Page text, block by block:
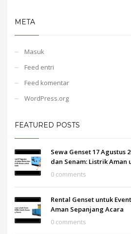
META
Masuk
Feed entri
Feed komentar
WordPress.org
FEATURED POSTS
Sewa Genset 17 Agustus
dan Senam: Listrik Aman
0 comments
Rental Genset untuk
Aman Sepanjang Acara
0 comments